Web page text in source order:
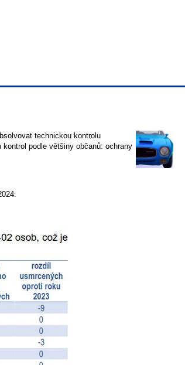
technickou kontrolu
podle většiny občanů: ochrany